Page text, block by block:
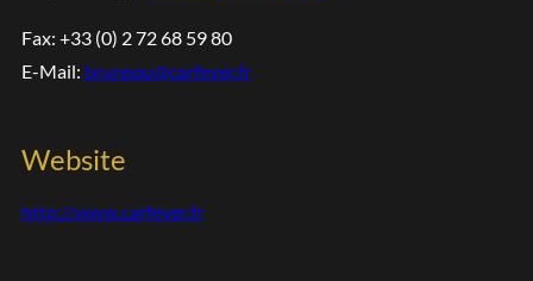
Fax: +33 (0) 2 72 68 59 80
E-Mail: bruneau@carfever.fr
Website
http://www.carfever.fr